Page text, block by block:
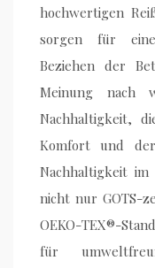
hochwertigen
sorgen für
Beziehen der
Meinung nach
Nachhaltigkeit,
Komfort und
Nachhaltigkeit
nicht nur GOTS-
OEKO-TEX®-
für